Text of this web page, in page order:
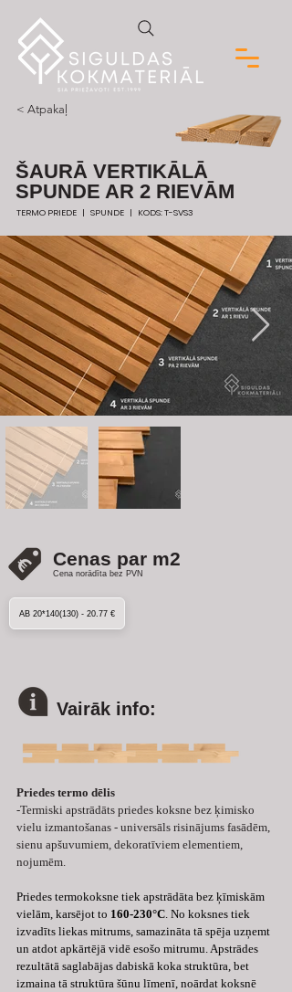
< Atpakaļ
ŠAURĀ VERTIKĀLĀ
SPUNDE AR 2 RIEVĀM
TERMO PRIEDE | SPUNDE | KODS: T-SVS3
Cenas par m2
Cena norādīta bez PVN
AB 20*140(130) - 20.77 €
Vairāk info:
Priedes termo dēlis
-Termiski apstrādāts priedes koksne bez ķimisko
vielu izmantošanas - universāls risinājums fasādēm,
sienu apšuvumiem, dekoratīviem elementiem,
nojumēm.
Priedes termokoksne tiek apstrādāta bez ķīmiskām
vielām, karsējot to 160-230°C. No koksnes tiek
izvadīts liekas mitrums, samazināta tā spēja uzņemt
un atdot apkārtējā vidē esošo mitrumu. Apstrādes
rezultātā saglabājas dabiskā koka struktūra, bet
izmaina tā struktūra šūnu līmenī, noārdat koksnē